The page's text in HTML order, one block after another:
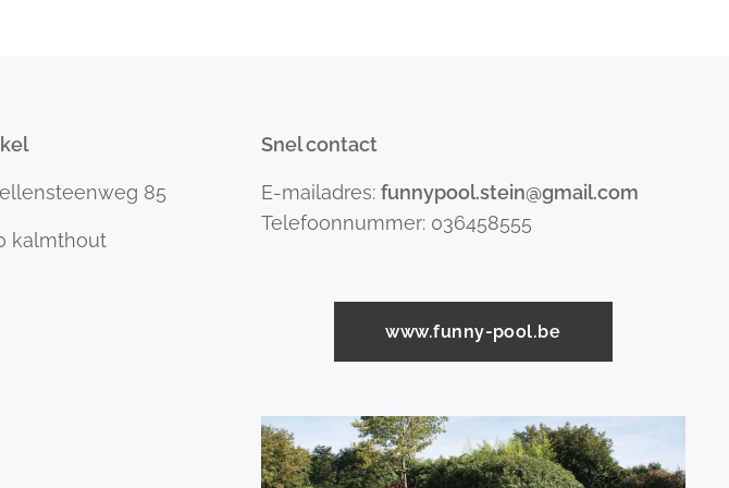
85
kalmthout
Snel contact
E-mailadres: funnypool.stein@gmail.com
Telefoonnummer: 036458555
www.funny-pool.be